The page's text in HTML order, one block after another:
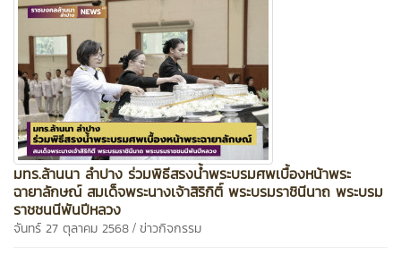
มทร.ล้านนา ลำปาง ร่วมพิธีสรงน้ำพระบรมศพเบื้องหน้าพระ
ฉายาลักษณ์ สมเด็จพระนางเจ้าสิริกิติ์ พระบรมราชินีนาถ พระบรม
ราชชนนีพันปีหลวง
จันทร์ 27 ตุลาคม 2568 / ข่าวกิจกรรม